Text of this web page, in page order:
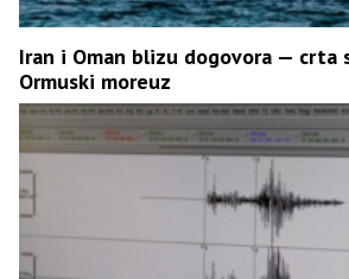
Iran i Oman blizu dogovora — crta
Ormuski moreuz